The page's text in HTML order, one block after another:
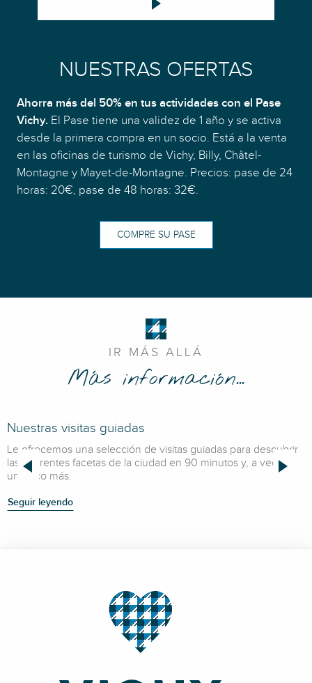
NUESTRAS OFERTAS
Ahorra más del 50% en tus actividades con el Pase
Vichy. El Pase tiene una validez de 1 año y se activa
desde la primera compra en un socio. Está a la venta
en las oficinas de turismo de Vichy, Billy, Châtel-
Montagne y Mayet-de-Montagne. Precios: pase de 24
horas: 20€, pase de 48 horas: 32€.
COMPRE SU PASE
IR MÁS ALLÁ
Más información...
Nuestras visitas guiadas
Le ofrecemos una selección de visitas guiadas para descubrir
las diferentes facetas de la ciudad en 90 minutos y, a veces,
un poco más.
Seguir leyendo